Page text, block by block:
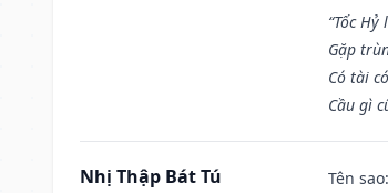
“Tốc
Gặp
Có tài
Cầu gì
Nhị Thập Bát Tú Tên sao